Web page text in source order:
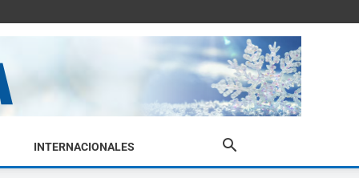
INTERNACIONALES